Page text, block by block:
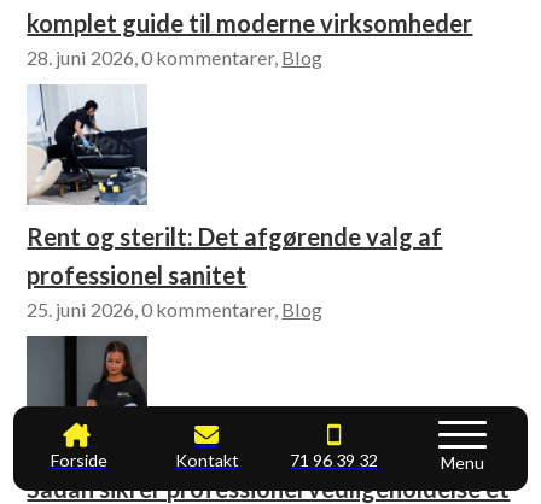
Forside Kontakt 71 96 39 32 Menu
komplet guide til moderne virksomheder
28. juni 2026, 0 kommentarer, Blog
Rent og sterilt: Det afgørende valg af
professionel sanitet
25. juni 2026, 0 kommentarer, Blog
Sådan sikrer professionel vedligeholdelse et